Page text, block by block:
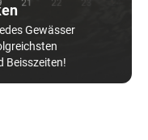
Gewässer
Beisszeiten!